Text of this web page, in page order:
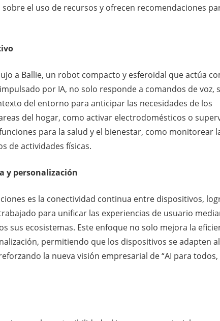
el uso de recursos y ofrecen recomendaciones
a Ballie, un robot compacto y esferoidal que actúa
por IA, no solo responde a comandos de voz,
del entorno para anticipar las necesidades de los
del hogar, como activar electrodomésticos o
para la salud y el bienestar, como monitorear
de actividades físicas.
y personalización
es la conectividad continua entre dispositivos,
para unificar las experiencias de usuario
sus ecosistemas. Este enfoque no solo mejora la
permitiendo que los dispositivos se adapten al
la nueva visión empresarial de “AI para todos,